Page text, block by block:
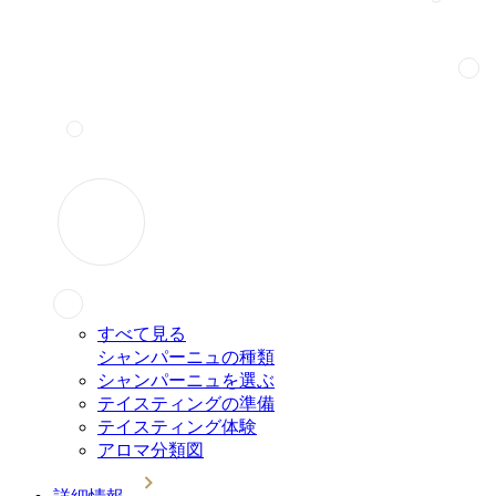
すべて見る
シャンパーニュの種類
シャンパーニュを選ぶ
テイスティングの準備
テイスティング体験
アロマ分類図